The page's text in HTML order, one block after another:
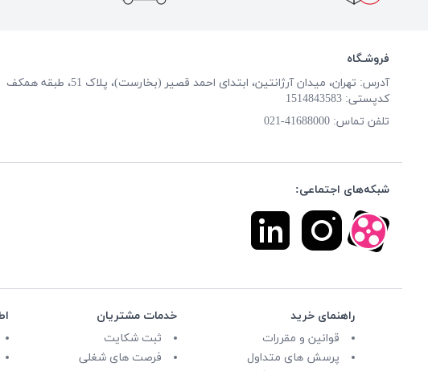
فروشـگاه
آدرس: تهران، میدان آرژانتین، ابتدای احمد قصیر (بخارست)، پلاک 51، طبقه همکف
کدپستی: 1514843583
تلفن تماس: 41688000-021
شبکه‌های اجتماعی:
راهنمای خرید
قوانین و مقررات
پرسش های متداول
خدمات مشتریان
ثبت شکایت
فرصت های شغلی